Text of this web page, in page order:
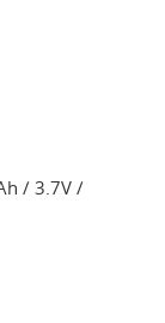
/ 3.7V /